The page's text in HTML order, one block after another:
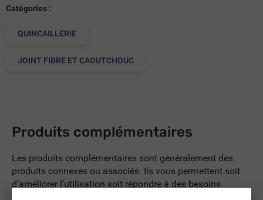
Catégories :
QUINCAILLERIE
JOINT FIBRE ET CAOUTCHOUC
Produits complémentaires
Les produits complémentaires sont généralement des
produits connexes ou associés. Ils vous permettent soit
d’améliorer l’utilisation soit répondre à des besoins